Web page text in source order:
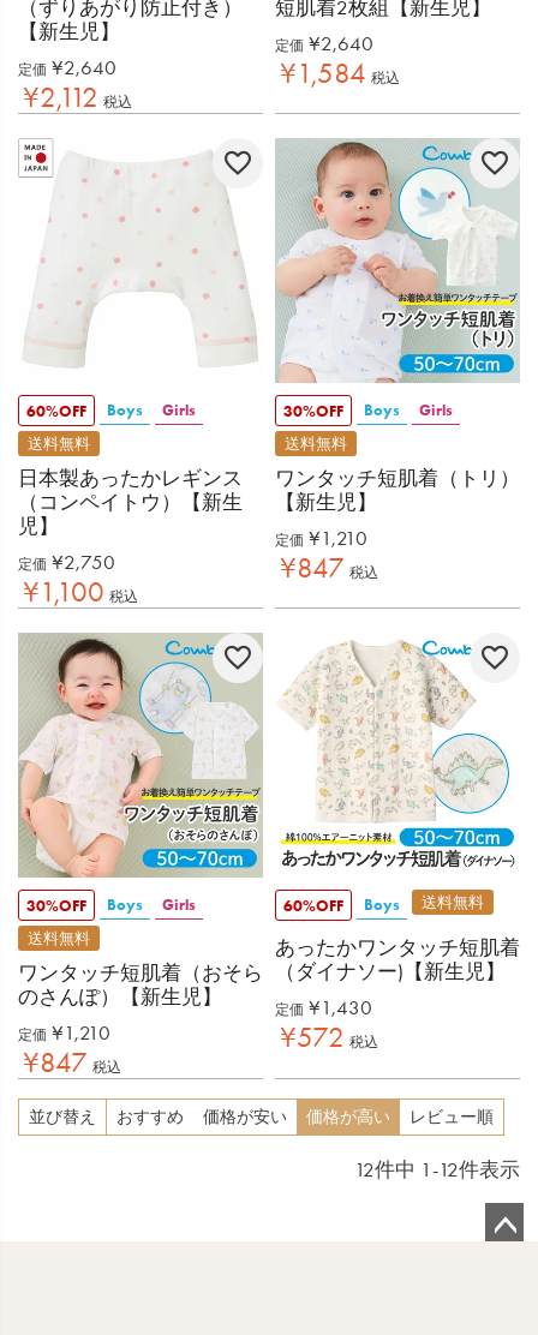
（ずりあがり防止付き）
【新生児】
定価 ¥2,640
¥2,112 税込
短肌着2枚組【新生児】
定価 ¥2,640
¥1,584 税込
60%OFF Boys Girls
送料無料
日本製あったかレギンス
（コンペイトウ）【新生
児】
定価 ¥2,750
¥1,100 税込
30%OFF Boys Girls
送料無料
ワンタッチ短肌着（トリ）
【新生児】
定価 ¥ 1,210
¥847 税込
30%OFF Boys Girls
送料無料
ワンタッチ短肌着（おそら
のさんぽ）【新生児】
定価 ¥ 1,210
¥847 税込
60%OFF Boys 送料無料
あったかワンタッチ短肌着
（ダイナソー)【新生児】
定価 ¥ 1,430
¥572 税込
並び替え おすすめ 価格が安い 価格が高い レビュー順
12件中 1 -12件表示